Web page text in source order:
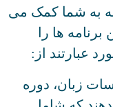
به شما کمک می
ها را
عبارتند از:
زبان، دوره